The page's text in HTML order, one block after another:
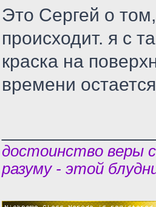
Это Сергей о
происходит. я с
краска на
времени
достоинство веры
разуму - этой